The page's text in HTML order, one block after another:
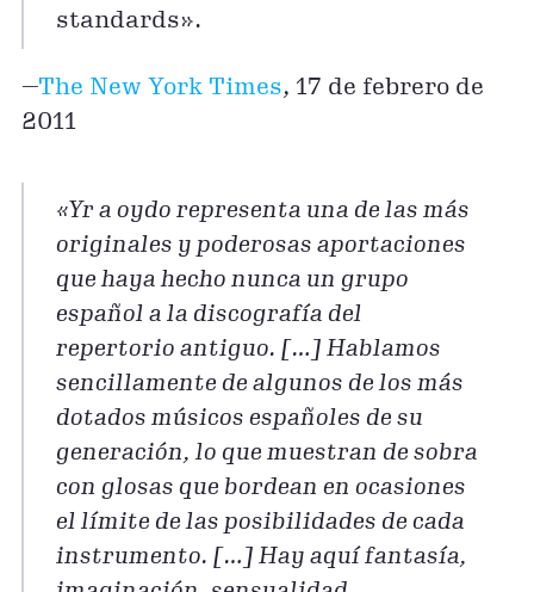
standards».
—The New York Times, 17 de febrero de
2011
«Yr a oydo representa una de las más
originales y poderosas aportaciones
que haya hecho nunca un grupo
español a la discografía del
repertorio antiguo. […] Hablamos
sencillamente de algunos de los más
dotados músicos españoles de su
generación, lo que muestran de sobra
con glosas que bordean en ocasiones
el límite de las posibilidades de cada
instrumento. […] Hay aquí fantasía,